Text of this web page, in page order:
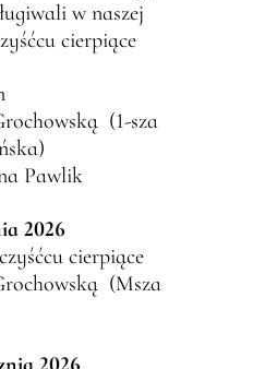
w naszej
cierpiące
(1-sza
Pawlik
2026
cierpiące
(Msza